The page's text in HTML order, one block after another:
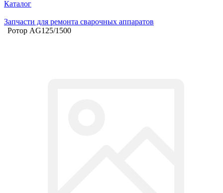
Каталог
Запчасти для ремонта сварочных аппаратов
Ротор AG125/1500